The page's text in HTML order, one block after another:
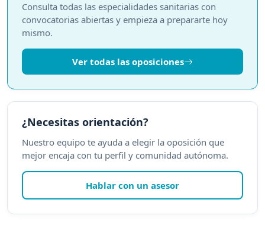
Consulta todas las especialidades sanitarias con
convocatorias abiertas y empieza a prepararte hoy
mismo.
Ver todas las oposiciones
¿Necesitas orientación?
Nuestro equipo te ayuda a elegir la oposición que
mejor encaja con tu perfil y comunidad autónoma.
Hablar con un asesor